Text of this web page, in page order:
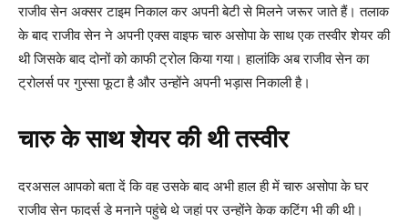
राजीव सेन अक्सर टाइम निकाल कर अपनी बेटी से मिलने जरूर जाते हैं। तलाक
के बाद राजीव सेन ने अपनी एक्स वाइफ चारु असोपा के साथ एक तस्वीर शेयर की
थी जिसके बाद दोनों को काफी ट्रोल किया गया। हालांकि अब राजीव सेन का
ट्रोलर्स पर गुस्सा फूटा है और उन्होंने अपनी भड़ास निकाली है।
चारु के साथ शेयर की थी तस्वीर
दरअसल आपको बता दें कि वह उसके बाद अभी हाल ही में चारु असोपा के घर
राजीव सेन फादर्स डे मनाने पहुंचे थे जहां पर उन्होंने केक कटिंग भी की थी।